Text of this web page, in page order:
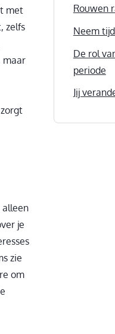
met
zelfs
maar
alleen
je
zie
om
Rouwen
Neem
De rol
periode
Jij